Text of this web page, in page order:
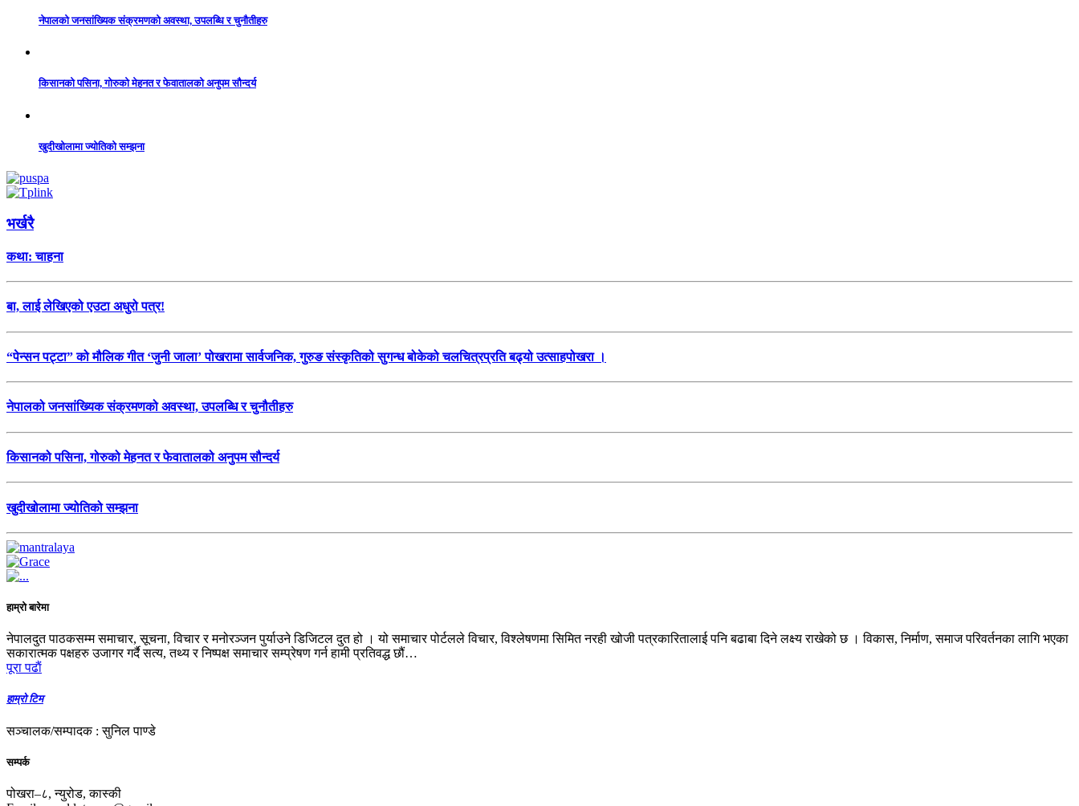
नेपालको जनसांख्यिक संक्रमणको अवस्था, उपलब्धि र चुनौतीहरु
किसानको पसिना, गोरुको मेहनत र फेवातालको अनुपम सौन्दर्य
खुदीखोलामा ज्योतिको सम्झना
भर्खरै
कथा: चाहना
बा, लाई लेखिएको एउटा अधुरो पत्र!
“पेन्सन पट्टा” को मौलिक गीत ‘जुनी जाला’ पोखरामा सार्वजनिक, गुरुङ संस्कृतिको सुगन्ध बोकेको चलचित्रप्रति बढ्यो उत्साहपोखरा ।
नेपालको जनसांख्यिक संक्रमणको अवस्था, उपलब्धि र चुनौतीहरु
किसानको पसिना, गोरुको मेहनत र फेवातालको अनुपम सौन्दर्य
खुदीखोलामा ज्योतिको सम्झना
हाम्रो बारेमा
नेपालदुत पाठकसम्म समाचार, सूचना, विचार र मनोरञ्जन पुर्याउने डिजिटल दुत हो । यो समाचार पोर्टलले विचार, विश्लेषणमा सिमित नरही खोजी पत्रकारितालाई पनि बढाबा दिने लक्ष्य राखेको छ । विकास, निर्माण, समाज परिवर्तनका लागि भएका
सकारात्मक पक्षहरु उजागर गर्दै सत्य, तथ्य र निष्पक्ष समाचार सम्प्रेषण गर्न हामी प्रतिवद्ध छौं…
पूरा पढाैं
हाम्रो टिम
सञ्चालक/सम्पादक : सुनिल पाण्डे
सम्पर्क
पोखरा–८, न्युरोड, कास्की